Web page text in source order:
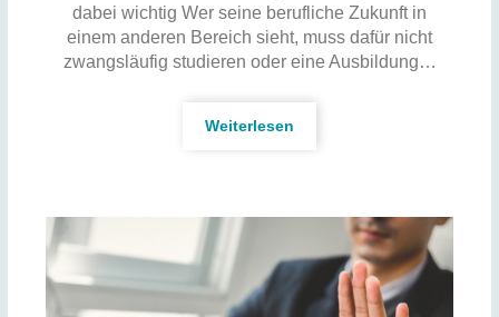
dabei wichtig Wer seine berufliche Zukunft in
einem anderen Bereich sieht, muss dafür nicht
zwangsläufig studieren oder eine Ausbildung…
Weiterlesen